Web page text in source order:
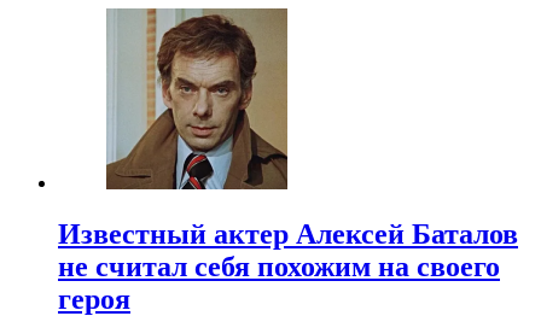
Известный актер Алексей Баталов
не считал себя похожим на своего
героя